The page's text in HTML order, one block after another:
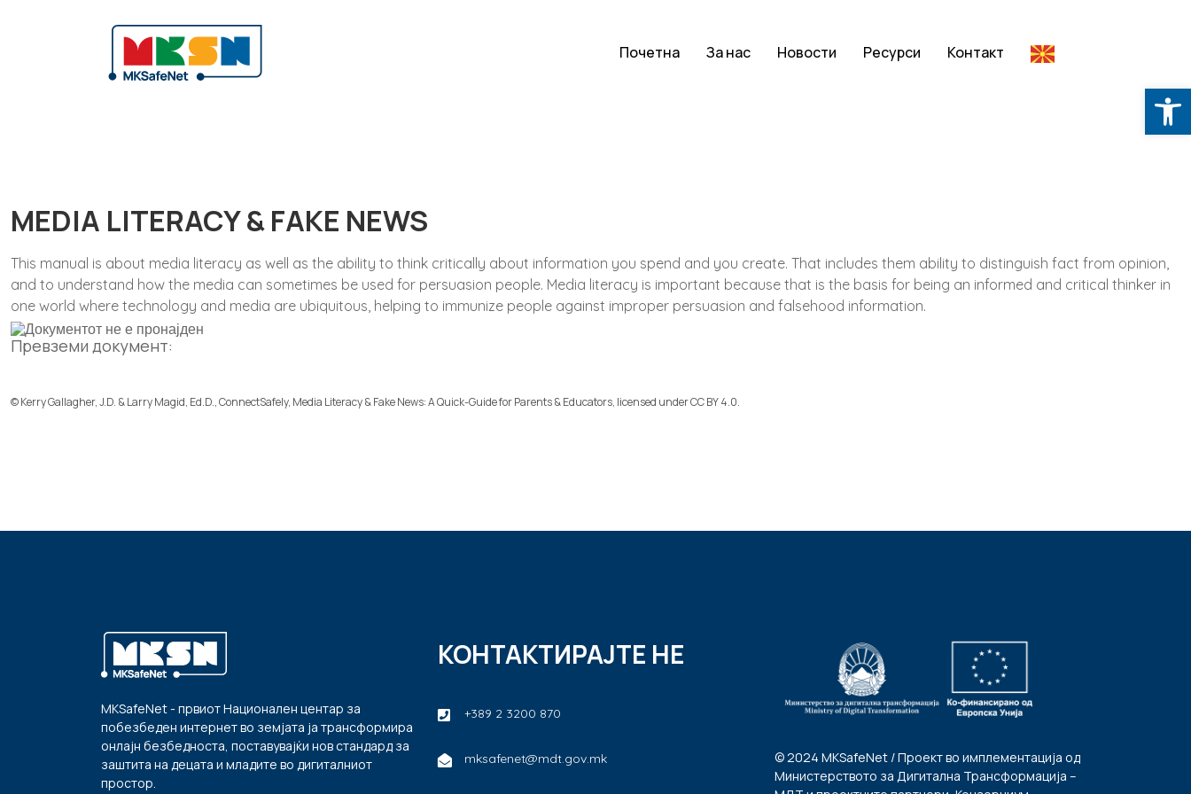
Почетна За нас Новости Ресурси Контакт
MEDIA LITERACY & FAKE NEWS
This manual is about media literacy as well as the ability to think critically about information you spend and you create. That includes them ability to distinguish fact from opinion,
and to understand how the media can sometimes be used for persuasion people. Media literacy is important because that is the basis for being an informed and critical thinker in
one world where technology and media are ubiquitous, helping to immunize people against improper persuasion and falsehood information.
Превземи документ:
© Kerry Gallagher, J.D. & Larry Magid, Ed.D.,ConnectSafely, Media Literacy & Fake News: A Quick-Guide for Parents & Educators, licensed underCC BY 4.0.
MKSafeNet - првиот Национален центар за
побезбеден интернет во земјата ја трансформира
онлајн безбедноста, поставувајќи нов стандард за
заштита на децата и младите во дигиталниот
простор.
КОНТАКТИРАЈТЕ НЕ
+389 2 3200 870
mksafenet@mdt.gov.mk
© 2024 MKSafeNet / Проект во имплементација од
Министерството за Дигитална Трансформација –